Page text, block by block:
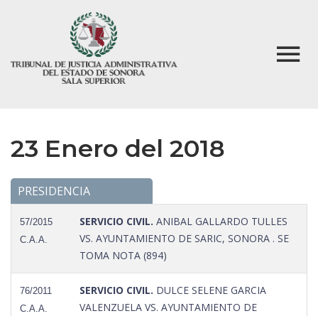
23 Enero del 2018
PRESIDENCIA
57/2015
C.A.A.
SERVICIO CIVIL. ANIBAL GALLARDO TULLES
VS. AYUNTAMIENTO DE SARIC, SONORA . SE
TOMA NOTA (894)
76/2011
C.A.A.
SERVICIO CIVIL. DULCE SELENE GARCIA
VALENZUELA VS. AYUNTAMIENTO DE